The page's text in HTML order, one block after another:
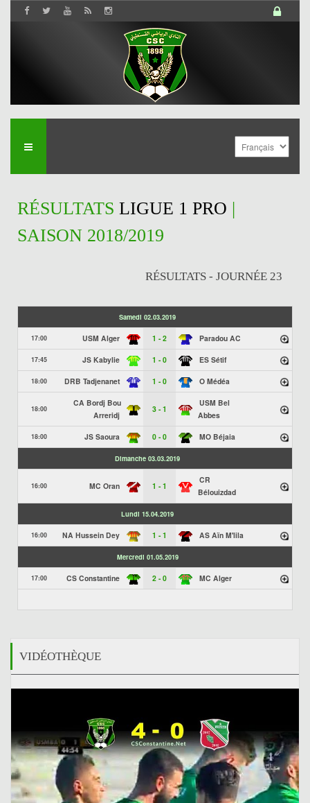
RÉSULTATS LIGUE 1 PRO |
SAISON 2018/2019
RÉSULTATS - JOURNÉE 23
Samedi 02.03.2019
17:00 USM Alger 1 - 2 Paradou AC
17:45 JS Kabylie 1 - 0 ES Sétif
18:00 DRB Tadjenanet 1 - 0 O Médéa
18:00
CA Bordj Bou
Arreridj
3 - 1
USM Bel
Abbes
18:00 JS Saoura 0 - 0 MO Béjaia
Dimanche 03.03.2019
16:00 MC Oran 1 - 1
CR
Bélouizdad
Lundi 15.04.2019
16:00 NA Hussein Dey 1 - 1 AS Aïn M'lila
Mercredi 01.05.2019
17:00 CS Constantine 2 - 0 MC Alger
VIDÉOTHÈQUE